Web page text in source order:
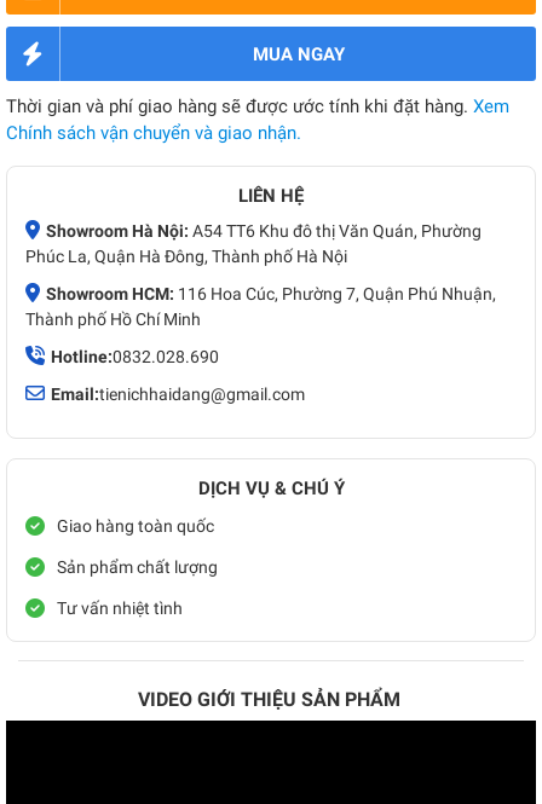
MUA NGAY
Thời gian và phí giao hàng sẽ được ước tính khi đặt hàng. Xem
Chính sách vận chuyển và giao nhận.
LIÊN HỆ
Showroom Hà Nội: A54 TT6 Khu đô thị Văn Quán, Phường
Phúc La, Quận Hà Đông, Thành phố Hà Nội
Showroom HCM: 116 Hoa Cúc, Phường 7, Quận Phú Nhuận,
Thành phố Hồ Chí Minh
Hotline:0832.028.690
Email:tienichhaidang@gmail.com
DỊCH VỤ & CHÚ Ý
Giao hàng toàn quốc
Sản phẩm chất lượng
Tư vấn nhiệt tình
VIDEO GIỚI THIỆU SẢN PHẨM